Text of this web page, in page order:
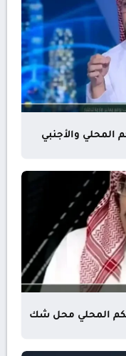
المحلي والأجنبي
المحلي محل شك